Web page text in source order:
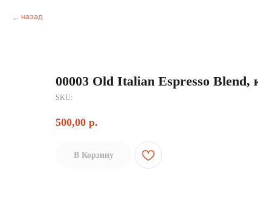
Назад
00003 Old Italian Espresso Blend,
SKU:
500,00 р.
В Корзину